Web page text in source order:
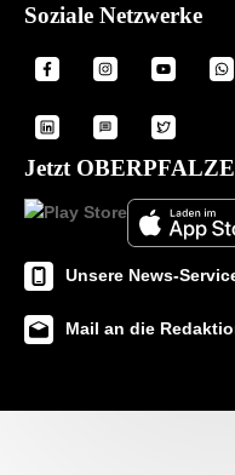
Soziale Netzwerke
Jetzt
Unsere News-
Mail an die